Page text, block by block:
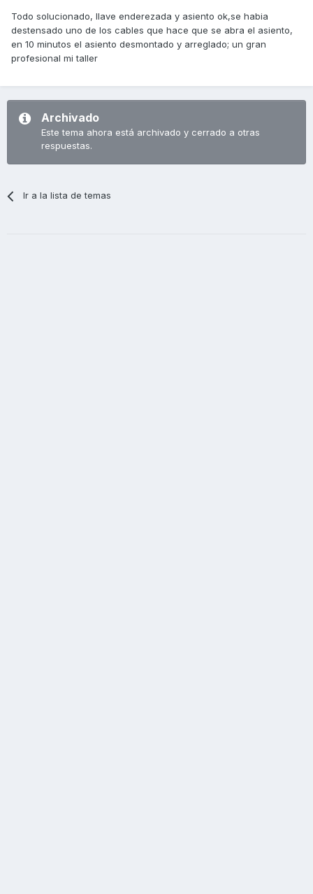
Todo solucionado, llave enderezada y asiento ok,se habia
destensado uno de los cables que hace que se abra el asiento,
en 10 minutos el asiento desmontado y arreglado; un gran
profesional mi taller
Archivado
Este tema ahora está archivado y cerrado a otras
respuestas.
Ir a la lista de temas